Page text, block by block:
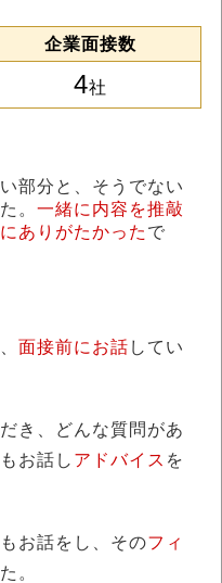
企業面接数
4社
部分と、そうでない
。 一緒に内容を推敲
ありがたかった で
面接前にお話 してい
き、どんな質問があ
お話し アドバイス を
お話をし、そのフィ
。